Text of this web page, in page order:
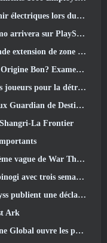
de réplique d’Apex Legends
Games Store lors des lancements
de RuneScape est lancée aujourd’hui
Bon? Examen honnête
les « invitations néfastes » dans Warframe
de Destiny 2
La Frontier
navales avec des visuels aquatiques améliorés
d'événements et de récompenses
de logiciel malveillant suite à la mise à jour du jeu
Ark
les pré-inscriptions